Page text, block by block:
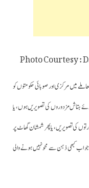
Photo Courtesy :
میں مرکزی اور صوبائی حکومتوں کو
ہتاش مزدوروں کی تصویریں ہوں، یا
کی تصویریں، یا پھر شمشان گھاٹ پر
اب کبھی ذہن سے محو نہیں ہونے والی